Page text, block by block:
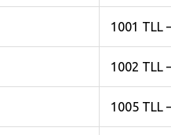
1001 TLL
1002 TLL
1005 TLL